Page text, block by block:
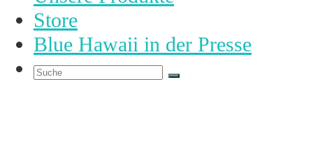
Store
Blue Hawaii in der Presse